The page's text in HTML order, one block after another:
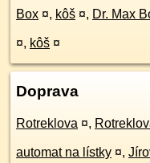
Box ¤, kôš ¤, Dr. Max
¤, kôš ¤
Doprava
Rotreklova ¤,
automat na lístky ¤,